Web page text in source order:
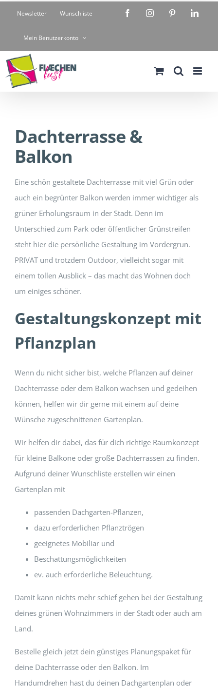
springen
Newsletter Wunschliste
Mein Benutzerkonto
FacebookInstagramPinterest
Dachterrasse &
Balkon
Eine schön gestaltete Dachterrasse mit viel Grün oder
auch ein begrünter Balkon werden immer wichtiger als
grüner Erholungsraum in der Stadt. Denn im
Unterschied zum Park oder öffentlicher Grünstreifen
steht hier die persönliche Gestaltung im Vordergrun.
PRIVAT und trotzdem Outdoor, vielleicht sogar mit
einem tollen Ausblick – das macht das Wohnen doch
um einiges schöner.
Gestaltungskonzept mit
Pflanzplan
Wenn du nicht sicher bist, welche Pflanzen auf deiner
Dachterrasse oder dem Balkon wachsen und gedeihen
können, helfen wir dir gerne mit einem auf deine
Wünsche zugeschnittenen Gartenplan.
Wir helfen dir dabei, das für dich richtige Raumkonzept
für kleine Balkone oder große Dachterrassen zu finden.
Aufgrund deiner Wunschliste erstellen wir einen
Gartenplan mit
passenden Dachgarten-Pflanzen,
dazu erforderlichen Pflanztrögen
geeignetes Mobiliar und
Beschattungsmöglichkeiten
ev. auch erforderliche Beleuchtung.
Damit kann nichts mehr schief gehen bei der Gestaltung
deines grünen Wohnzimmers in der Stadt oder auch am
Land.
Bestelle gleich jetzt dein günstiges Planungspaket für
deine Dachterrasse oder den Balkon. Im
Handumdrehen hast du deinen Dachgartenplan oder